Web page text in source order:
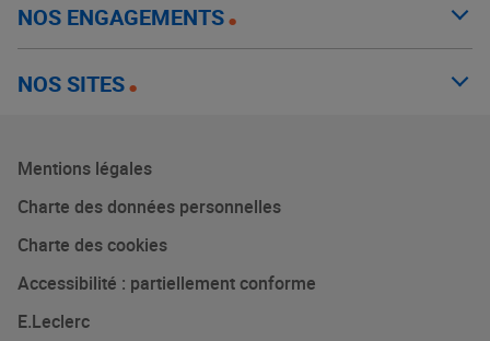
NOS ENGAGEMENTS
NOS SITES
Mentions légales
Charte des données personnelles
Charte des cookies
Accessibilité : partiellement conforme
E.Leclerc